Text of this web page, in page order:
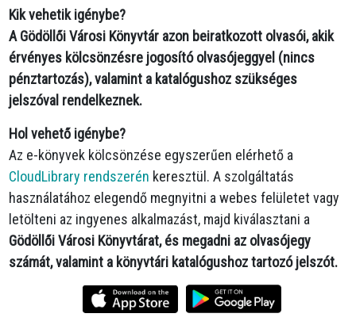
Kik vehetik igénybe?
A Gödöllői Városi Könyvtár azon beiratkozott olvasói, akik
érvényes kölcsönzésre jogosító olvasójeggyel (nincs
pénztartozás), valamint a katalógushoz szükséges
jelszóval rendelkeznek.
Hol vehető igénybe?
Az e-könyvek kölcsönzése egyszerűen elérhető a
CloudLibrary rendszerén keresztül. A szolgáltatás
használatához elegendő megnyitni a webes felületet vagy
letölteni az ingyenes alkalmazást, majd kiválasztani a
Gödöllői Városi Könyvtárat, és megadni az olvasójegy
számát, valamint a könyvtári katalógushoz tartozó jelszót.